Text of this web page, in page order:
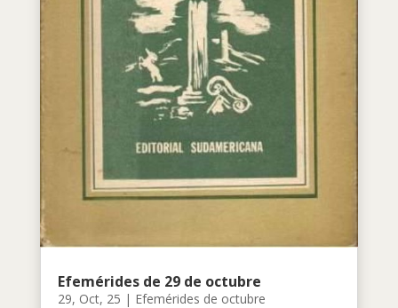
Efemérides de 29 de octubre
29, Oct, 25 | Efemérides de octubre